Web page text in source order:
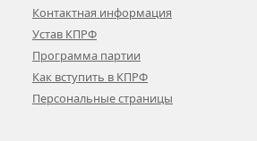
Контактная информация
Устав КПРФ
Программа партии
Как вступить в КПРФ
Персональные страницы